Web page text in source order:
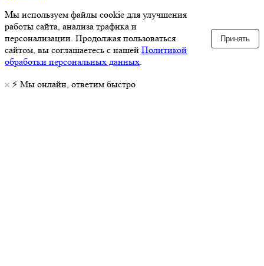
Мы используем файлы cookie для улучшения
работы сайта, анализа трафика и
персонализации. Продолжая пользоваться
сайтом, вы соглашаетесь с нашей Политикой
обработки персональных данных.
Принять
⚡️ Мы онлайн, ответим быстро